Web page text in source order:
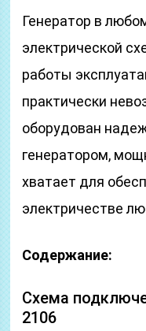
Генератор в
электрической
работы
практически
оборудован
генератором,
хватает для
электричестве
Содержание:
Схема
2106